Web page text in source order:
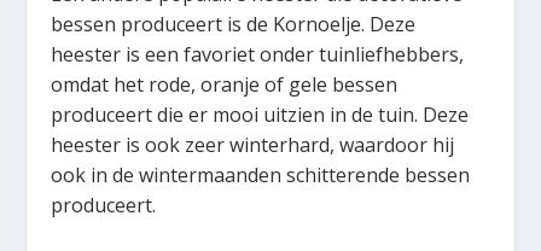
bessen produceert is de Kornoelje. Deze
heester is een favoriet onder tuinliefhebbers,
omdat het rode, oranje of gele bessen
produceert die er mooi uitzien in de tuin. Deze
heester is ook zeer winterhard, waardoor hij
ook in de wintermaanden schitterende bessen
produceert.